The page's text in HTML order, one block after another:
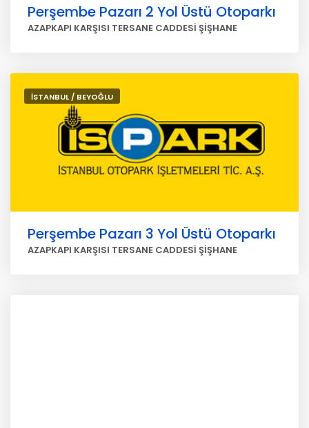
Perşembe Pazarı 2 Yol Üstü Otoparkı
AZAPKAPI KARŞISI TERSANE CADDESİ ŞİŞHANE
İSTANBUL / BEYOĞLU
Perşembe Pazarı 3 Yol Üstü Otoparkı
AZAPKAPI KARŞISI TERSANE CADDESİ ŞİŞHANE